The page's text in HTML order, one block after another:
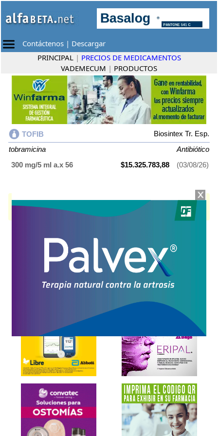
Contáctenos | Descargar
PRINCIPAL | PRECIOS DE MEDICAMENTOS
VADEMECUM | PRODUCTOS
TOFIB
Biosintex Tr. Esp.
tobramicina
Antibiótico
300 mg/5 ml a.x 56
$15.325.783,88 (03/08/26)
Antibiótico. Es producido
Biosintex Tr. Esp.y cuenta con 1 presentación disponible.
Explorar más
Otros productos con
tobramicina
Otros productos de
Biosintex Tr. Esp.